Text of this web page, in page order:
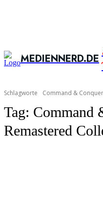
MEDIENNERD.DE
Schlagworte Command &
Tag: Command
Remastered